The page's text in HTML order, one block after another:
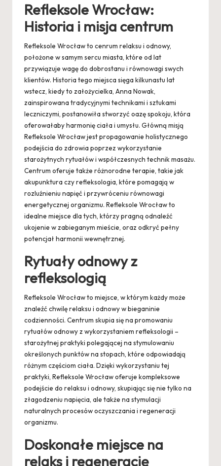
Refleksole Wrocław:
Historia i misja centrum
Refleksole Wrocław to cenrum relaksu i odnowy,
położone w samym sercu miasta, które od lat
przywiązuje wagę do dobrostanu i równowagi swych
klientów. Historia tego miejsca sięga kilkunastu lat
wstecz, kiedy to założycielka, Anna Nowak,
zainspirowana tradycyjnymi technikami i sztukami
leczniczymi, postanowiła stworzyć oazę spokoju, która
oferowałaby harmonię ciała i umysłu. Główną misją
Refleksole Wrocław jest propagowanie holistycznego
podejścia do zdrowia poprzez wykorzystanie
starożytnych rytuałów i współczesnych technik masażu.
Centrum oferuje także różnorodne terapie, takie jak
akupunktura czy refleksologia, które pomagają w
rozluźnieniu napięć i przywróceniu równowagi
energetycznej organizmu. Refleksole Wrocław to
idealne miejsce dla tych, którzy pragną odnaleźć
ukojenie w zabieganym mieście, oraz odkryć pełny
potencjał harmonii wewnętrznej.
Rytuały odnowy z
refleksologią
Refleksole Wrocław to miejsce, w którym każdy może
znaleźć chwilę relaksu i odnowy w bieganinie
codzienności. Centrum skupia się na promowaniu
rytuałów odnowy z wykorzystaniem refleksologii –
starożytnej praktyki polegającej na stymulowaniu
określonych punktów na stopach, które odpowiadają
różnym częściom ciała. Dzięki wykorzystaniu tej
praktyki, Refleksole Wrocław oferuje kompleksowe
podejście do relaksu i odnowy, skupiając się nie tylko na
złagodzeniu napięcia, ale także na stymulacji
naturalnych procesów oczyszczania i regeneracji
organizmu.
Doskonałe miejsce na
relaks i regenerację